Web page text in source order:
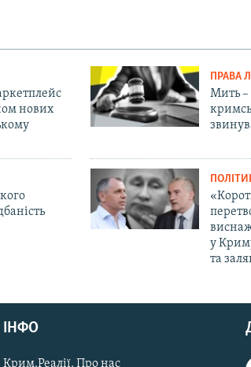
нових
ПРАВА
Мить –
у
та
ІНФО
Крим.Реалії. Про нас